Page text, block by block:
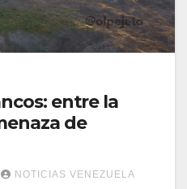
entre la
de
NOTICIAS VENEZUELA